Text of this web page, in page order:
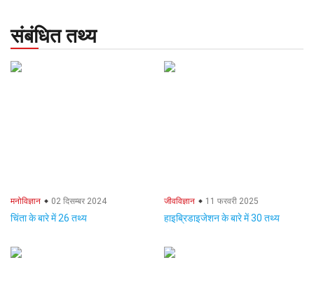
संबंधित तथ्य
मनोविज्ञान 02 दिसम्बर 2024
चिंता के बारे में 26 तथ्य
जीवविज्ञान 11 फरवरी 2025
हाइब्रिडाइजेशन के बारे में 30 तथ्य